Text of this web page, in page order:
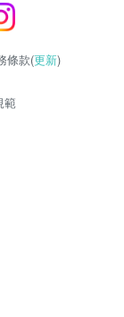
條款(更新)
範